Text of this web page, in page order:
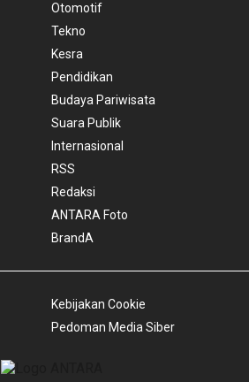
Otomotif
Tekno
Kesra
Pendidikan
Budaya Pariwisata
Suara Publik
Internasional
RSS
Redaksi
ANTARA Foto
BrandA
Kebijakan Cookie
Pedoman Media Siber